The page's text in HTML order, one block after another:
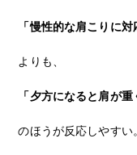
「慢性的な肩こりに対
よりも、
「夕方になると肩が
のほうが反応しやすい。